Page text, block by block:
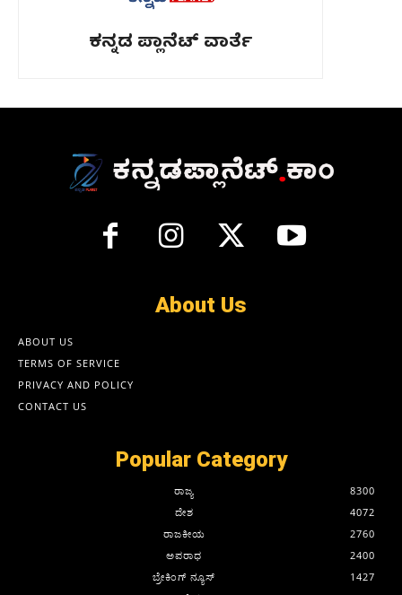
ಕನ್ನಡ ಪ್ಲಾನೆಟ್ ವಾರ್ತೆ
About Us
ABOUT US
TERMS OF SERVICE
PRIVACY AND POLICY
CONTACT US
Popular Category
ರಾಜ್ಯ
8300
ದೇಶ
4072
ರಾಜಕೀಯ
2760
ಅಪರಾಧ
2400
ಬ್ರೇಕಿಂಗ್ ನ್ಯೂಸ್
1427